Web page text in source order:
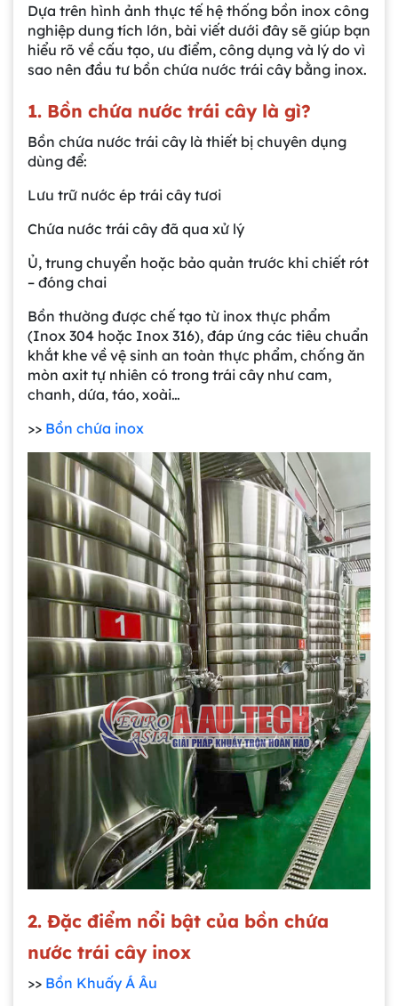
Dựa trên hình ảnh thực tế hệ thống bồn inox công
nghiệp dung tích lớn, bài viết dưới đây sẽ giúp bạn
hiểu rõ về cấu tạo, ưu điểm, công dụng và lý do vì
sao nên đầu tư bồn chứa nước trái cây bằng inox.
1. Bồn chứa nước trái cây là gì?
Bồn chứa nước trái cây là thiết bị chuyên dụng
dùng để:
Lưu trữ nước ép trái cây tươi
Chứa nước trái cây đã qua xử lý
Ủ, trung chuyển hoặc bảo quản trước khi chiết rót
– đóng chai
Bồn thường được chế tạo từ inox thực phẩm
(Inox 304 hoặc Inox 316), đáp ứng các tiêu chuẩn
khắt khe về vệ sinh an toàn thực phẩm, chống ăn
mòn axit tự nhiên có trong trái cây như cam,
chanh, dứa, táo, xoài…
>> Bồn chứa inox
2. Đặc điểm nổi bật của bồn chứa
nước trái cây inox
>> Bồn Khuấy Á Âu